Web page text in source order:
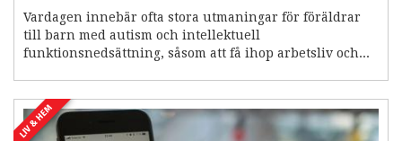
Vardagen innebär ofta stora utmaningar för föräldrar
till barn med autism och intellektuell
funktionsnedsättning, såsom att få ihop arbetsliv och...
LIV & HEM